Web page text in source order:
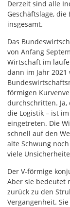
Derzeit sind alle
Geschäftslage,
insgesamt.
Das
von Anfang
Wirtschaft im
dann im Jahr
förmigen
durchschritten.
die Logistik – ist
eingetreten. Die
schnell auf den
alte Schwung
viele
Der V-förmige
Aber sie bedeutet
zurück zu den
Vergangenheit.